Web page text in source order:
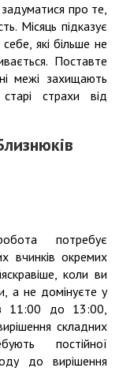
про те,
Місяць підказує
які більше не
Поставте
межі захищають
страхи від
потребує
вчинків окремих
коли ви
а не домінуєте у
з 11:00 до 13:00,
складних
постійної
до вирішення